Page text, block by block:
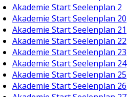
Akademie Start Seelenplan 2
Akademie Start Seelenplan 20
Akademie Start Seelenplan 21
Akademie Start Seelenplan 22
Akademie Start Seelenplan 23
Akademie Start Seelenplan 24
Akademie Start Seelenplan 25
Akademie Start Seelenplan 26